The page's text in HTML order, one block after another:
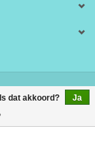
Lightspeed
dat akkoord?
Ja